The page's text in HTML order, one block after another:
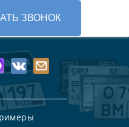
ЗВОНОК